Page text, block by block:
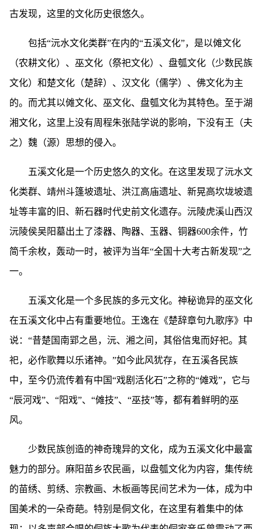
古发现，这里的文化历史很悠久。
包括“沅水文化类群”在内的“五溪文化”，是以傩文化
（农耕文化）、巫文化（祭祀文化）、盘瓠文化（少数民族
文化）和楚文化（楚辞）、汉文化（儒学）、佛文化为主
的。而尤其以傩文化、巫文化、盘瓠文化为其特色。至于湖
湘文化，这里上没有周程朱张陆学说的影响，下没有王（夫
之）魏（源）思想的侵入。
五溪文化是一个历史悠久的文化。在这里发现了沅水文
化类群、靖州斗篷坡遗址、洪江高庙遗址、新晃高坎垅坡遗
址等丰富的旧、新石器时代史前文化遗存。沅陵虎溪山西汉
沅陵侯吴阳墓出土了漆器、陶器、玉器、铜器600余件，竹
简千余枚，轰动一时，被评为当年“全国十大考古新发现”之
一。
五溪文化是一个多民族的多元文化。神秘诡异的巫文化
在五溪文化中占有重要地位。王逸在《楚辞章句九歌序》中
说：“昔楚国南郢之邑，沅、湘之间，其俗信鬼而好祀。其
祀，必作歌舞以乐诸神。”如今此风犹存，在五溪各民族
中，至今仍流传着有中国“戏剧活化石”之称的“傩戏”，它与
“辰河戏”、“阳戏”、“傩技”、“巫技”等，都有着鲜明的巫
风。
少数民族创造的神奇瑰异的文化，成为五溪文化中最富
魅力的部分。麻阳苗乡农民画，以盘瓠文化为内容，集传统
的苗绣、剪绣、宗教画、木板画等民间艺术为一体，成为中
国美术的一朵奇葩。特别是侗文化，在这里有着集中的体